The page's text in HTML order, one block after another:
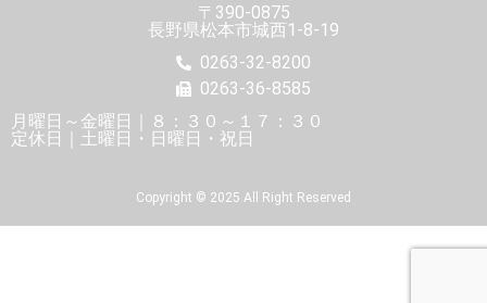
〒390-0875
長野県松本市城西1-8-19
0263-32-8200
0263-36-8585
月曜日～金曜日｜８：３０～１７：３０
定休日｜土曜日・日曜日・祝日
Copyright © 2025 All Right Reserved